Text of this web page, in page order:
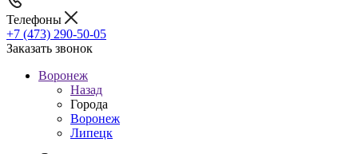
Телефоны
+7 (473) 290-50-05
Заказать звонок
Воронеж
Назад
Города
Воронеж
Липецк